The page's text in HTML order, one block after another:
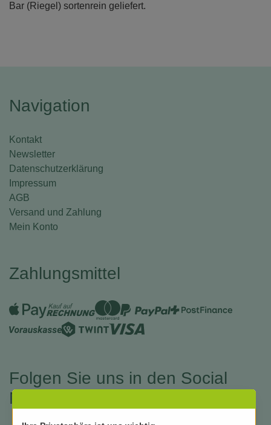
Bar (Riegel) sortenrein geliefert.
Navigation
Kontakt
Newsletter
Datenschutzerklärung
Impressum
AGB
Versand und Zahlung
Mein Konto
Zahlungsmittel
Folgen Sie uns in den Social
Medias